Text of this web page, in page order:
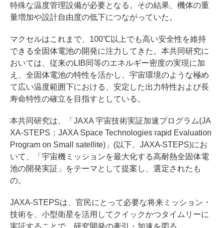
特殊な温度管理設備が必要となる。その結果、機体の重
量増加や設計自由度の低下につながっていた。
マクセルはこれまで、100℃以上でも高い安全性を維持
できる全固体電池の開発に注力してきた。本共同研究に
おいては、従来のLIB同等のエネルギー密度の実現に加
え、全固体電池の特性を活かし、宇宙環境のような極め
て広い温度範囲下における、安定した出力特性および長
寿命特性の確立を目指すとしている。
本共同研究は、「JAXA 宇宙技術実証加速プログラム(JA
XA-STEPS：JAXA Space Technologies rapid Evaluation
Program on Small satellite)」(以下、JAXA-STEPS)にお
いて、「宇宙機ミッションを最大化する高耐熱全固体電
池の開発実証」をテーマとして提案し、選定されたも
の。
JAXA-STEPSは、官民にとって必要な将来ミッション・
技術を、小型衛星を活用してクイックかつタイムリーに
実証することで、研究開発の牽引・加速を図る。